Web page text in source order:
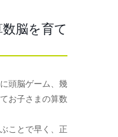
脳を育て
頭脳ゲーム、幾
お子さまの算数
ことで早く、正